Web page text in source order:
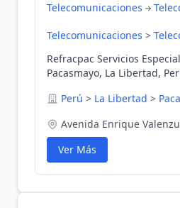
Telecomunicaciones
Telecomunicaciones >
Refracpac Servicios
Pacasmayo, La Libertad,
Perú > La Libertad >
Avenida Enrique
Ver Más